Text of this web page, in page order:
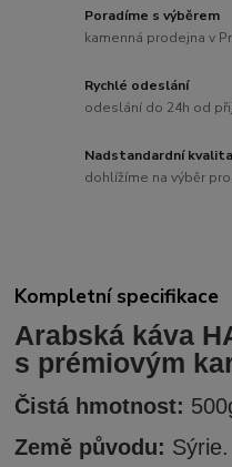
Poradíme s výběrem
kamenná prodejna v
Rychlé odeslání
odeslání do 24h od
Nadstandardní kvalita
dohlížíme na výběr
Kompletní specifikace
Arabská káva
s prémiovým
Čistá hmotnost:
Země původu: Sýrie.